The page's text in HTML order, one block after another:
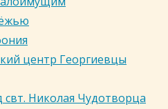
центр Георгиевцы
свт. Николая Чудотворца